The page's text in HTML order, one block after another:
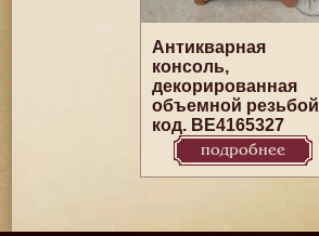
Антикварная
консоль,
декорированная
объемной резьбой
код. BE4165327
подробнее